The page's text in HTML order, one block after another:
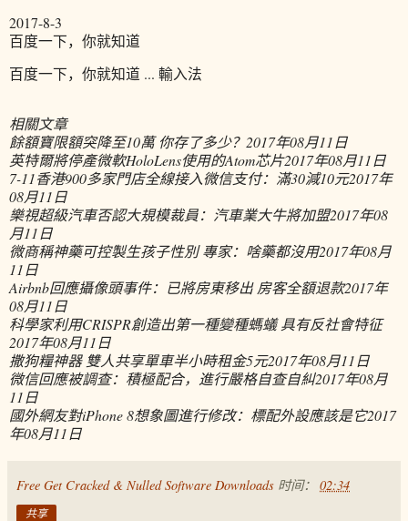
2017-8-3
百度一下，你就知道
百度一下，你就知道 ... 輸入法
相關文章
餘額寶限額突降至10萬 你存了多少？ 2017年08月11日
英特爾將停產微軟HoloLens使用的Atom芯片2017年08月11日
7-11香港900多家門店全線接入微信支付：滿30減10元2017年
08月11日
樂視超級汽車否認大規模裁員：汽車業大牛將加盟2017年08
月11日
微商稱神藥可控製生孩子性別 專家：啥藥都沒用2017年08月
11日
Airbnb回應攝像頭事件：已將房東移出 房客全額退款2017年
08月11日
科學家利用CRISPR創造出第一種變種螞蟻 具有反社會特征
2017年08月11日
撒狗糧神器 雙人共享單車半小時租金5元2017年08月11日
微信回應被調查：積極配合，進行嚴格自查自糾2017年08月
11日
國外網友對iPhone 8想象圖進行修改：標配外設應該是它2017
年08月11日
Free Get Cracked & Nulled Software Downloads 时间： 02:34
共享